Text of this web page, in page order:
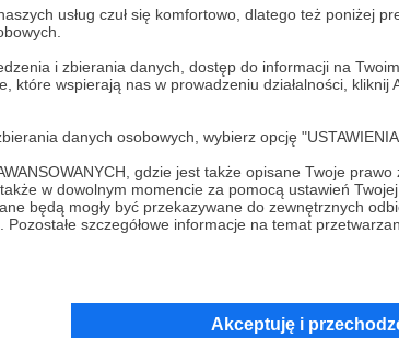
usług czuł się komfortowo, dlatego też poniżej
i zbierania danych, dostęp do informacji na
wspierają nas w prowadzeniu działalności, kliknij
danych osobowych, wybierz opcję "USTAWIENIA
gdzie jest także opisane Twoje prawo
w dowolnym momencie za pomocą ustawień
będą mogły być przekazywane do zewnętrznych
szczegółowe informacje na temat
Akceptuję i
rpg rpg
02.10.2023 ●